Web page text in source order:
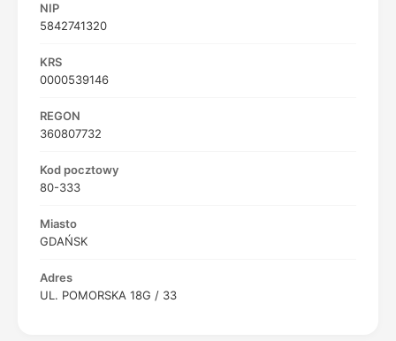
NIP
5842741320
KRS
0000539146
REGON
360807732
Kod pocztowy
80-333
Miasto
GDAŃSK
Adres
UL. POMORSKA 18G / 33